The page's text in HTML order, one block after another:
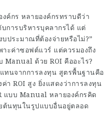
ค์กร หลายองค์กรทราบดีว่า
การบริหารบุคลากรได้ แต่
ประมาณที่ต้องจ่ายหรือไม่?”
าะค่าซอฟต์แวร์ แต่ควรมองถึง
Manual ด้วย ROI คืออะไร?
ทนจากการลงทุน สูตรพื้นฐานคือ
า ROI สูง ยิ่งแสดงว่าการลงทุน
แบบ Manual หลายองค์กรคิด
ต้นทุนในรูปแบบอื่นอยู่ตลอด